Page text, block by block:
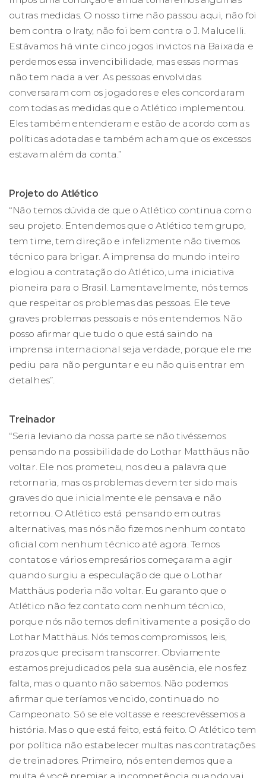
outras medidas. O nosso time não passou aqui, não foi
bem contra o Iraty, não foi bem contra o J. Malucelli.
Estávamos há vinte cinco jogos invictos na Baixada e
perdemos essa invencibilidade, mas essas normas
não tem nada a ver. As pessoas envolvidas
conversaram com os jogadores e eles concordaram
com todas as medidas que o Atlético implementou.
Eles também entenderam e estão de acordo com as
políticas adotadas e também acham que os excessos
estavam além da conta.”
Projeto do Atlético
“Não temos dúvida de que o Atlético continua com o
seu projeto. Entendemos que o Atlético tem grupo,
tem time, tem direção e infelizmente não tivemos
técnico para brigar. A imprensa do mundo inteiro
elogiou a contratação do Atlético, uma iniciativa
pioneira para o Brasil. Lamentavelmente, nós temos
que respeitar os problemas das pessoas. Ele teve
graves problemas pessoais e nós entendemos. Não
posso afirmar que tudo o que está saindo na
imprensa internacional seja verdade, porque ele me
pediu para não perguntar e eu não quis entrar em
detalhes”.
Treinador
“Seria leviano da nossa parte se não tivéssemos
pensando na possibilidade do Lothar Matthäus não
voltar. Ele nos prometeu, nos deu a palavra que
retornaria, mas os problemas devem ter sido mais
graves do que inicialmente ele pensava e não
retornou. O Atlético está pensando em outras
alternativas, mas nós não fizemos nenhum contato
oficial com nenhum técnico até agora. Temos
contatos e vários empresários começaram a agir
quando surgiu a especulação de que o Lothar
Matthäus poderia não voltar. Eu garanto que o
Atlético não fez contato com nenhum técnico,
porque nós não temos definitivamente a posição do
Lothar Matthäus. Nós temos compromissos, leis,
prazos que precisam transcorrer. Obviamente
estamos prejudicados pela sua ausência, ele nos fez
falta, mas o quanto não sabemos. Não podemos
afirmar que teríamos vencido, continuado no
Campeonato. Só se ele voltasse e reescrevêssemos a
história. Mas o que está feito, está feito. O Atlético tem
por política não estabelecer multas nas contratações
de treinadores. Primeiro, nós entendemos que a